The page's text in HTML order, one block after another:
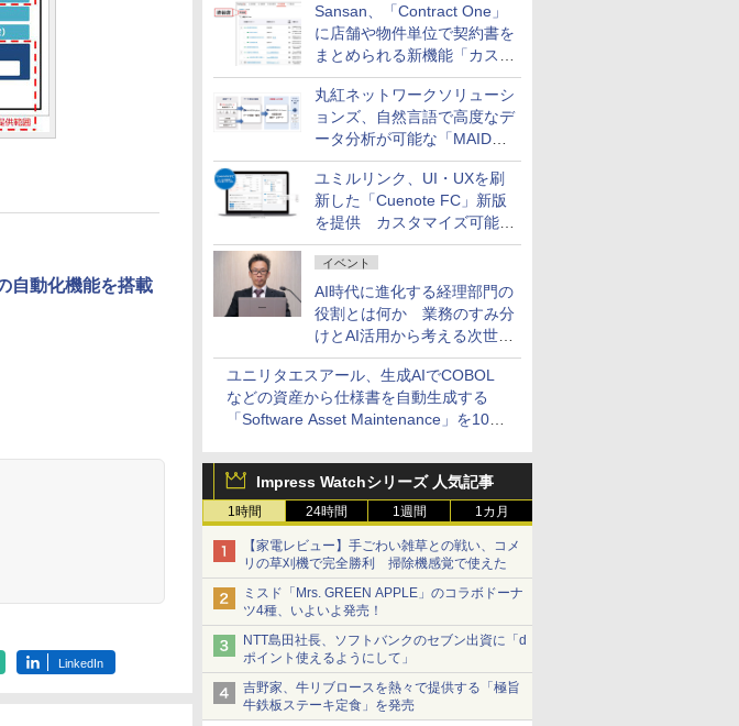
Sansan、「Contract One」
に店舗や物件単位で契約書を
まとめられる新機能「カスタ
ム契約ツリー」を追加
丸紅ネットワークソリューシ
ョンズ、自然言語で高度なデ
ータ分析が可能な「MAIDOA
AI ASSIST」を9月より提供
ユミルリンク、UI・UXを刷
新した「Cuenote FC」新版
を提供 カスタマイズ可能な
ダッシュボード画面を搭載
イベント
AI時代に進化する経理部門の
役割とは何か 業務のすみ分
けとAI活用から考える次世代
ファイナンス戦略
ユニリタエスアール、生成AIでCOBOL
などの資産から仕様書を自動生成する
「Software Asset Maintenance」を10月
Impress Watchシリーズ 人気記事
1時間 24時間 1週間 1カ月
【家電レビュー】手ごわい雑草との戦い、コメ
リの草刈機で完全勝利 掃除機感覚で使えた
ミスド「Mrs. GREEN APPLE」のコラボドーナ
ツ4種、いよいよ発売！
NTT島田社長、ソフトバンクのセブン出資に「d
ポイント使えるようにして」
吉野家、牛リブロースを熱々で提供する「極旨
牛鉄板ステーキ定食」を発売
自動化機能を搭載
LinkedIn